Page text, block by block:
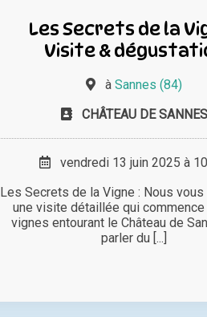
Les Secrets de la
Visite &
àSannes (84)
CHÂTEAU DE SANNES
vendredi 13 juin 2025 à
Les Secrets de la Vigne : Nous
une visite détaillée qui
vignes entourant le Château de
parler du [...]